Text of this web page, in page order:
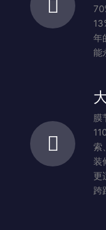
年
能
膜
索
装
更
跨